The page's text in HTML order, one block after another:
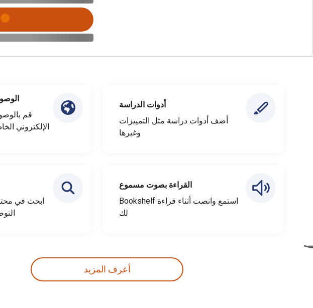
أدوات الدراسة
أضف أدوات دراسة مثل التمييزات
وغيرها
القراءة بصوت مسموع
استمع وانصت أثناء قراءة Bookshelf
لك
قم
الإلكتروني
ابحث في
أعرف المزيد